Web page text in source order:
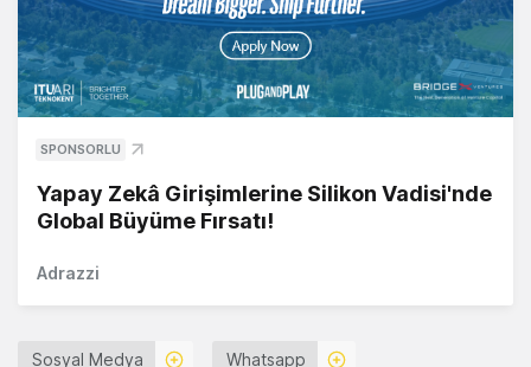
SPONSORLU
Yapay Zekâ Girişimlerine Silikon Vadisi'nde
Global Büyüme Fırsatı!
Adrazzi
Sosyal Medya Whatsapp